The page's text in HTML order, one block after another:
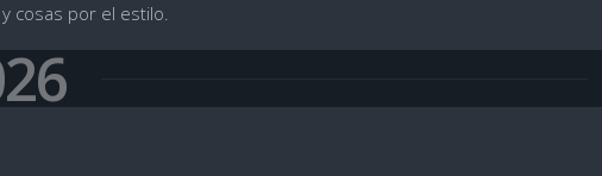
cosas por el estilo.